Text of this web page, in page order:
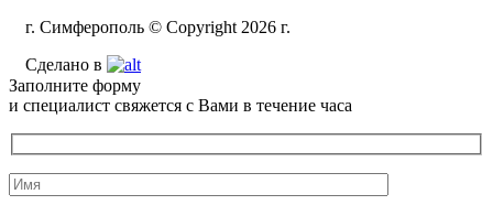
г. Симферополь © Copyright 2026 г.
Сделано в
Заполните форму
и специалист свяжется с Вами в течение часа